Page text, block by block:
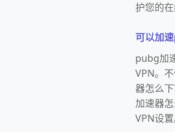
护您的在
可以加
pubg加
VPN。
器怎么
加速器
VPN设置